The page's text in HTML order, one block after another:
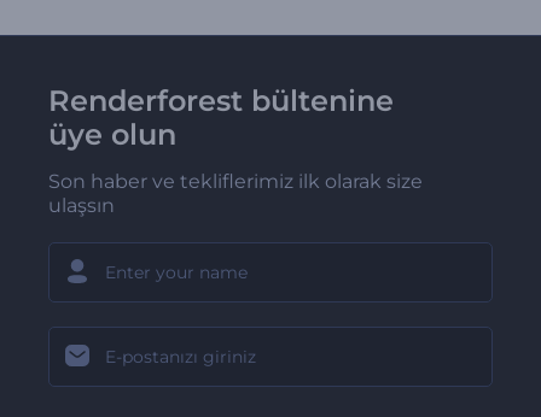
Renderforest bültenine
üye olun
Son haber ve tekliflerimiz ilk olarak size
ulaşsın